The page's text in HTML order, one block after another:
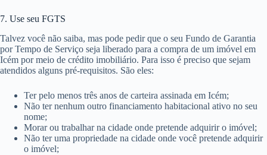
7. Use seu FGTS
Talvez você não saiba, mas pode pedir que o seu Fundo de Garantia
por Tempo de Serviço seja liberado para a compra de um imóvel em
Icém por meio de crédito imobiliário. Para isso é preciso que sejam
atendidos alguns pré-requisitos. São eles:
Ter pelo menos três anos de carteira assinada em Icém;
Não ter nenhum outro financiamento habitacional ativo no seu
nome;
Morar ou trabalhar na cidade onde pretende adquirir o imóvel;
Não ter uma propriedade na cidade onde você pretende adquirir
o imóvel;